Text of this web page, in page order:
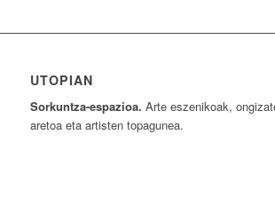
UTOPIAN
Sorkuntza-espazioa. Arte eszenikoak,
aretoa eta artisten topagunea.